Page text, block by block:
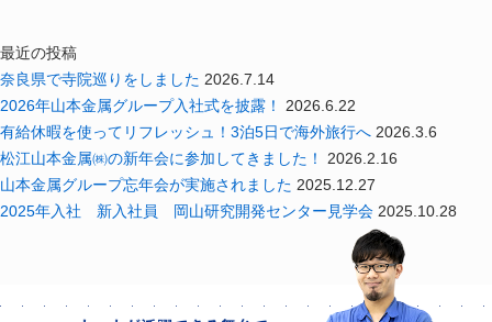
最近の投稿
奈良県で寺院巡りをしました 2026.7.14
2026年山本金属グループ入社式を披露！
2026.6.22
有給休暇を使ってリフレッシュ！3泊5日で海外旅行へ 2026.3.6
松江山本金属㈱の新年会に参加してきました！
2026.2.16
山本金属グループ忘年会が実施されました 2025.12.27
2025年入社 新入社員 岡山研究開発センター見学会 2025.10.28